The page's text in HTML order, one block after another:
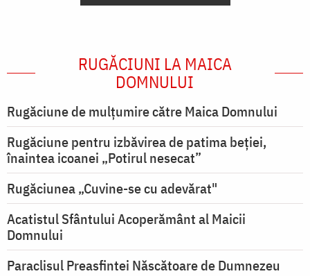
RUGĂCIUNI LA MAICA
DOMNULUI
Rugăciune de mulţumire către Maica Domnului
Rugăciune pentru izbăvirea de patima beției,
înaintea icoanei „Potirul nesecat”
Rugăciunea „Cuvine-se cu adevărat"
Acatistul Sfântului Acoperământ al Maicii
Domnului
Paraclisul Preasfintei Născătoare de Dumnezeu